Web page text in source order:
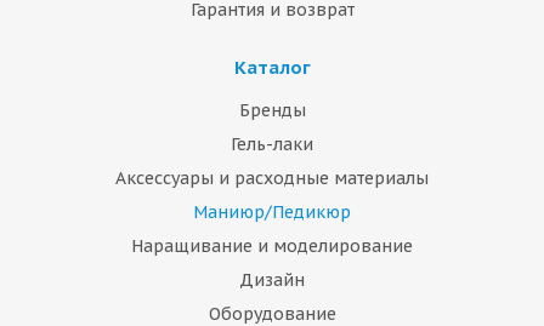
Гарантия и возврат
Каталог
Бренды
Гель-лаки
Аксессуары и расходные материалы
Маниюр/Педикюр
Наращивание и моделирование
Дизайн
Оборудование